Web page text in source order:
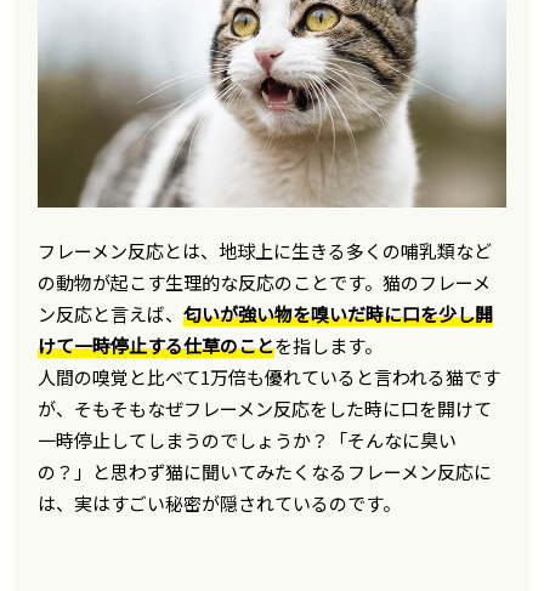
フレーメン反応とは、地球上に生きる多くの哺乳類など
の動物が起こす生理的な反応のことです。猫のフレーメ
ン反応と言えば、匂いが強い物を嗅いだ時に口を少し開
けて一時停止する仕草のことを指します。
人間の嗅覚と比べて1万倍も優れていると言われる猫です
が、そもそもなぜフレーメン反応をした時に口を開けて
一時停止してしまうのでしょうか？「そんなに臭い
の？」と思わず猫に聞いてみたくなるフレーメン反応に
は、実はすごい秘密が隠されているのです。